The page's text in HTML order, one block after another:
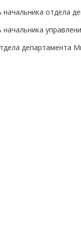
начальника отдела
начальника
департамента